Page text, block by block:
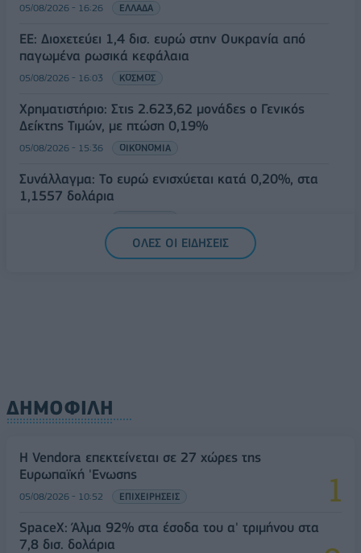
05/08/2026 - 16:26 ΕΛΛΑΔΑ
ΕΕ: Διοχετεύει 1,4 δισ. ευρώ στην Ουκρανία από
παγωμένα ρωσικά κεφάλαια
05/08/2026 - 16:03 ΚΟΣΜΟΣ
Χρηματιστήριο: Στις 2.623,62 μονάδες ο Γενικός
Δείκτης Τιμών, με πτώση 0,19%
05/08/2026 - 15:36 ΟΙΚΟΝΟΜΙΑ
Συνάλλαγμα: Το ευρώ ενισχύεται κατά 0,20%, στα
1,1557 δολάρια
ΟΛΕΣ ΟΙ ΕΙΔΗΣΕΙΣ
ΔΗΜΟΦΙΛΗ
Η Vendora επεκτείνεται σε 27 χώρες της
Ευρωπαϊκή 'Ενωσης
05/08/2026 - 10:52 ΕΠΙΧΕΙΡΗΣΕΙΣ
SpaceX: Άλμα 92% στα έσοδα του α' τριμήνου στα
7,8 δισ. δολάρια